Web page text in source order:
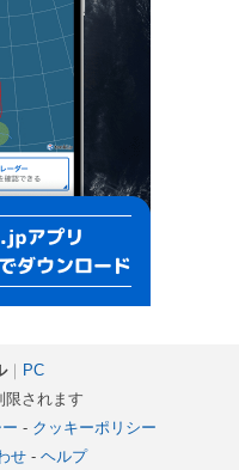
｜ PC
されます
- クッキーポリシー
せ- ヘルプ